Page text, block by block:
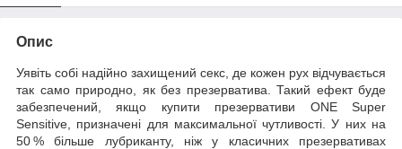
Опис
Уявіть собі надійно захищений секс, де кожен рух відчувається
так само природно, як без презерватива. Такий ефект буде
забезпечений, якщо купити презервативи ONE Super
Sensitive, призначені для максимальної чутливості. У них на
50 % більше лубриканту, ніж у класичних презервативах